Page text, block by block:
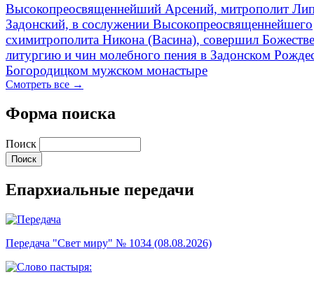
Высокопреосвященнейший Арсений, митрополит
Задонский, в сослужении Высокопреосвященнейшего
схимитрополита Никона (Васина), совершил
литургию и чин молебного пения в Задонском
Богородицком мужском монастыре
Смотреть все →
Форма поиска
Поиск
Епархиальные передачи
Передача "Свет миру" № 1034 (08.08.2026)